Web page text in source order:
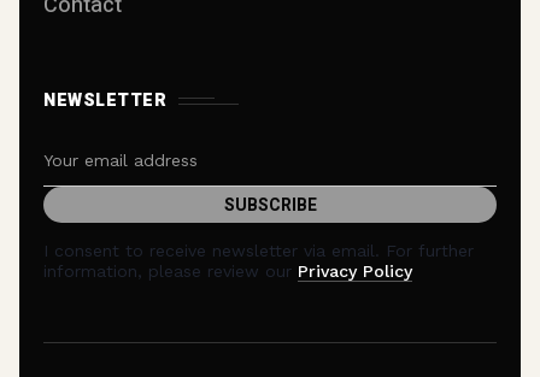
NEWSLETTER
I consent to receive newsletter via email. For further
information, please review our Privacy Policy